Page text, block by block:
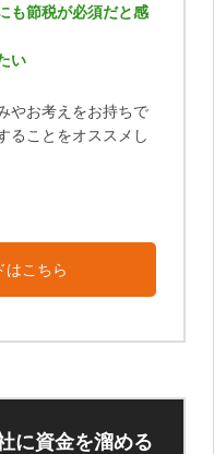
も節税が必須だと感
い
やお考えをお持ちで
ることをオススメし
はこちら
に資金を溜める